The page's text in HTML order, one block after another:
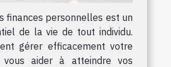
finances personnelles est un
de la vie de tout individu.
gérer efficacement votre
aider à atteindre vos